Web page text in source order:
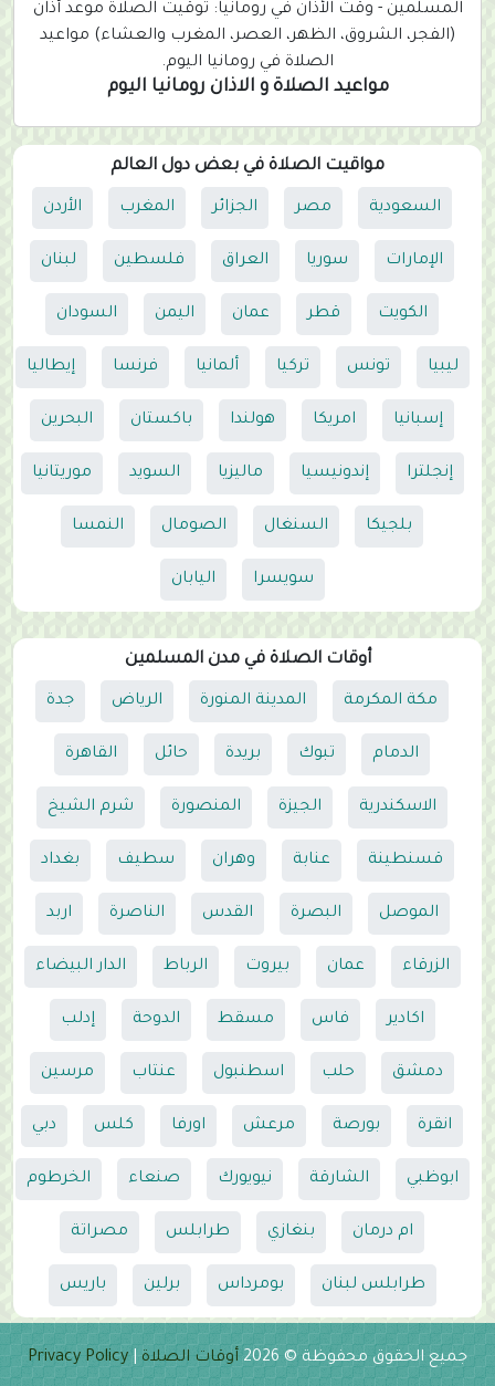
t
المسلمين - وقت الأذان في رومانيا: توقيت الصلاة موعد أذان
(الفجر، الشروق، الظهر، العصر، المغرب والعشاء) مواعيد
الصلاة في رومانيا اليوم.
مواعيد الصلاة و الاذان رومانيا اليوم
مواقيت الصلاة في بعض دول العالم
السعودية مصر الجزائر المغرب الأردن
الإمارات سوريا العراق فلسطين لبنان
الكويت قطر عمان اليمن السودان
ليبيا تونس تركيا ألمانيا فرنسا إيطاليا
إسبانيا امريكا هولندا باكستان البحرين
إنجلترا إندونيسيا ماليزيا السويد موريتانيا
بلجيكا السنغال الصومال النمسا
سويسرا اليابان
أوقات الصلاة في مدن المسلمين
مكة المكرمة المدينة المنورة الرياض جدة
الدمام تبوك بريدة حائل القاهرة
الاسكندرية الجيزة المنصورة شرم الشيخ
قسنطينة عنابة وهران سطيف بغداد
الموصل البصرة القدس الناصرة اربد
الزرقاء عمان بيروت الرباط الدار البيضاء
اكادير فاس مسقط الدوحة إدلب
دمشق حلب اسطنبول عنتاب مرسين
انقرة بورصة مرعش اورفا كلس دبي
ابوظبي الشارقة نيويورك صنعاء الخرطوم
ام درمان بنغازي طرابلس مصراتة
طرابلس لبنان بومرداس برلين باريس
جميع الحقوق محفوظة © 2026 أوقات الصلاة|
Privacy Policy